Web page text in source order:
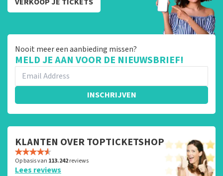
Nooit meer een aanbieding missen?
MELD JE AAN VOOR DE NIEUWSBRIEF!
INSCHRIJVEN
KLANTEN OVER TOPTICKETSHOP
Op basis van 113.242reviews
Lees reviews